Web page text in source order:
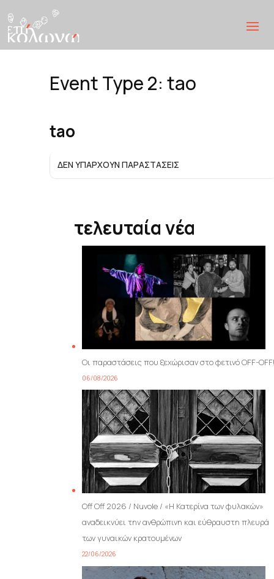
Event Type 2: tao
tao
ΔΕΝ ΥΠΆΡΧΟΥΝ ΠΑΡΑΣΤΆΣΕΙΣ
τελευταία νέα
Οι παραστάσεις που ξεχώρισαν στο φετινό OFF-OFF!
06/08/2026
Off Off 2026 / Nuvole / «Η Κατερίνα των φυλακών»
αναδεικνύει την ανθρώπινη και εύθραυστη πλευρά
των γυναικών κρατουμένων
22/06/2026